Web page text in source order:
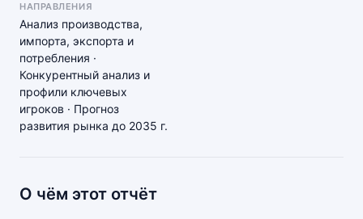
НАПРАВЛЕНИЯ
Анализ производства,
импорта, экспорта и
потребления ·
Конкурентный анализ и
профили ключевых
игроков · Прогноз
развития рынка до 2035 г.
О чём этот отчёт